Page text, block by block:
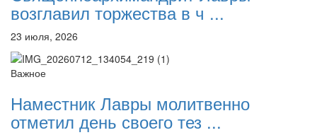
возглавил торжества в ч ...
23 июля, 2026
Важное
Наместник Лавры молитвенно
отметил день своего тез ...